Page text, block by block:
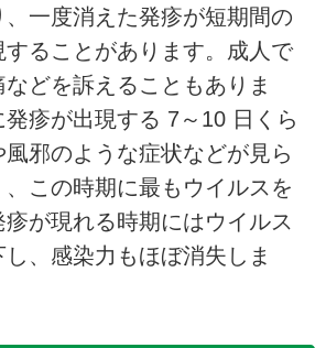
、一度消えた発疹が短期間の
することがあります。成人で
どを訴えることもありま
疹が出現する 7～10 日くら
邪のような症状などが見ら
この時期に最もウイルスを
が現れる時期にはウイルス
、感染力もほぼ消失しま